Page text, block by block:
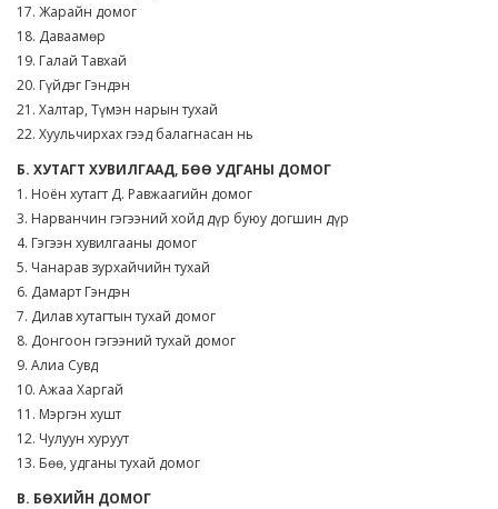
17. Жарайн домог
18. Даваамөр
19. Галай Тавхай
20. Гүйдэг Гэндэн
21. Халтар, Түмэн нарын тухай
22. Хуульчирхах гээд балагнасан нь
Б. ХУТАГТ ХУВИЛГААД, БӨӨ УДГАНЫ ДОМОГ
1. Ноён хутагт Д. Равжаагийн домог
3. Нарванчин гэгээний хойд дүр буюу догшин дүр
4. Гэгээн хувилгааны домог
5. Чанарав зурхайчийн тухай
6. Дамарт Гэндэн
7. Дилав хутагтын тухай домог
8. Донгоон гэгээний тухай домог
9. Алиа Сувд
10. Ажаа Харгай
11. Мэргэн хушт
12. Чулуун хуруут
13. Бөө, удганы тухай домог
В. БӨХИЙН ДОМОГ